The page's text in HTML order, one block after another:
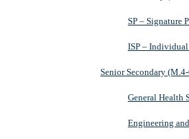
SP – Signature
ISP –
Senior Secondary
General Health
Engineering